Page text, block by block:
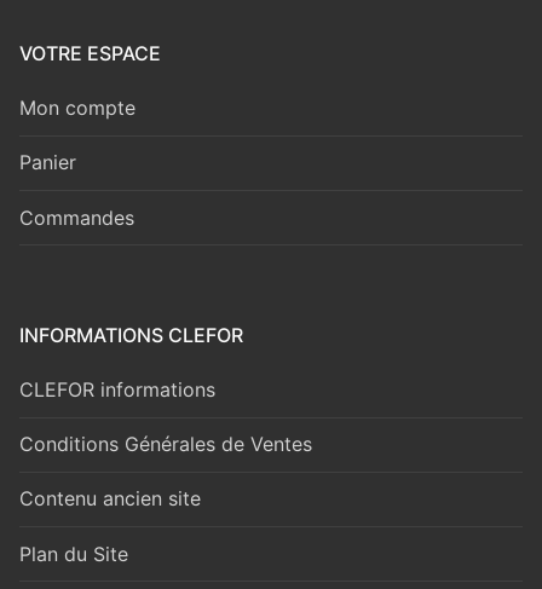
VOTRE ESPACE
Mon compte
Panier
Commandes
INFORMATIONS CLEFOR
CLEFOR informations
Conditions Générales de Ventes
Contenu ancien site
Plan du Site